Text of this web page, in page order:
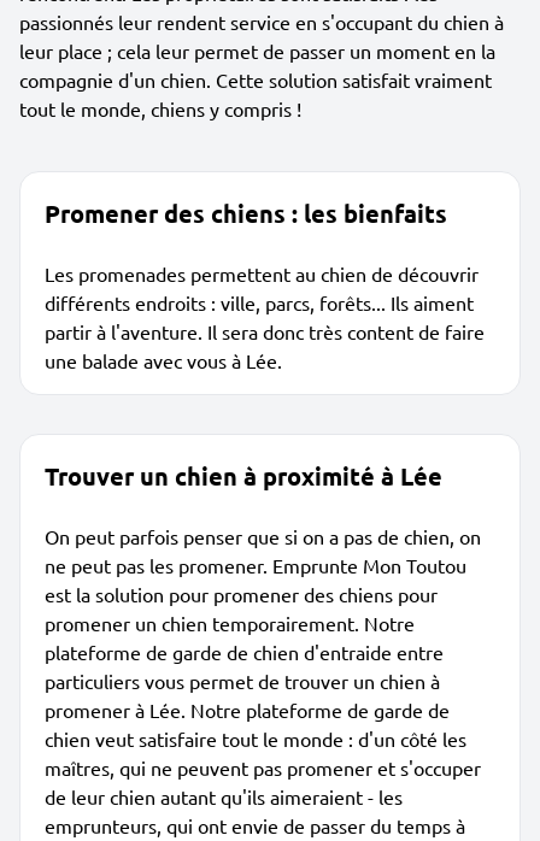
passionnés leur rendent service en s'occupant du chien à
leur place ; cela leur permet de passer un moment en la
compagnie d'un chien. Cette solution satisfait vraiment
tout le monde, chiens y compris !
Promener des chiens : les bienfaits
Les promenades permettent au chien de découvrir
différents endroits : ville, parcs, forêts... Ils aiment
partir à l'aventure. Il sera donc très content de faire
une balade avec vous à Lée.
Trouver un chien à proximité à Lée
On peut parfois penser que si on a pas de chien, on
ne peut pas les promener. Emprunte Mon Toutou
est la solution pour promener des chiens pour
promener un chien temporairement. Notre
plateforme de garde de chien d'entraide entre
particuliers vous permet de trouver un chien à
promener à Lée. Notre plateforme de garde de
chien veut satisfaire tout le monde : d'un côté les
maîtres, qui ne peuvent pas promener et s'occuper
de leur chien autant qu'ils aimeraient - les
emprunteurs, qui ont envie de passer du temps à